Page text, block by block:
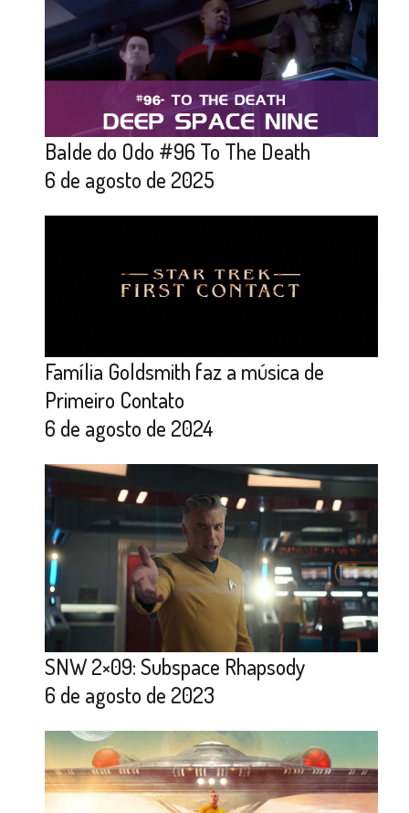
Balde do Odo #96 To The Death
6 de agosto de 2025
Família Goldsmith faz a música de
Primeiro Contato
6 de agosto de 2024
SNW 2×09: Subspace Rhapsody
6 de agosto de 2023